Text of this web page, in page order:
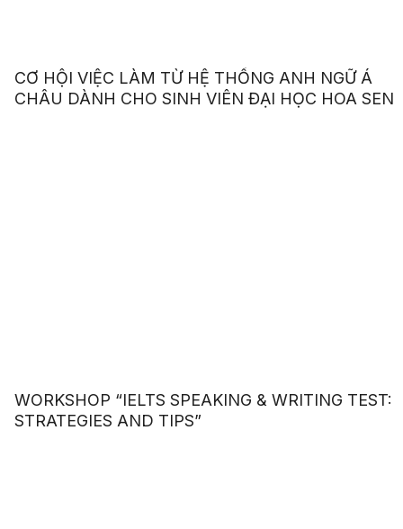
CƠ HỘI VIỆC LÀM TỪ HỆ THỐNG ANH NGỮ Á
CHÂU DÀNH CHO SINH VIÊN ĐẠI HỌC HOA SEN
WORKSHOP “IELTS SPEAKING & WRITING TEST:
STRATEGIES AND TIPS”